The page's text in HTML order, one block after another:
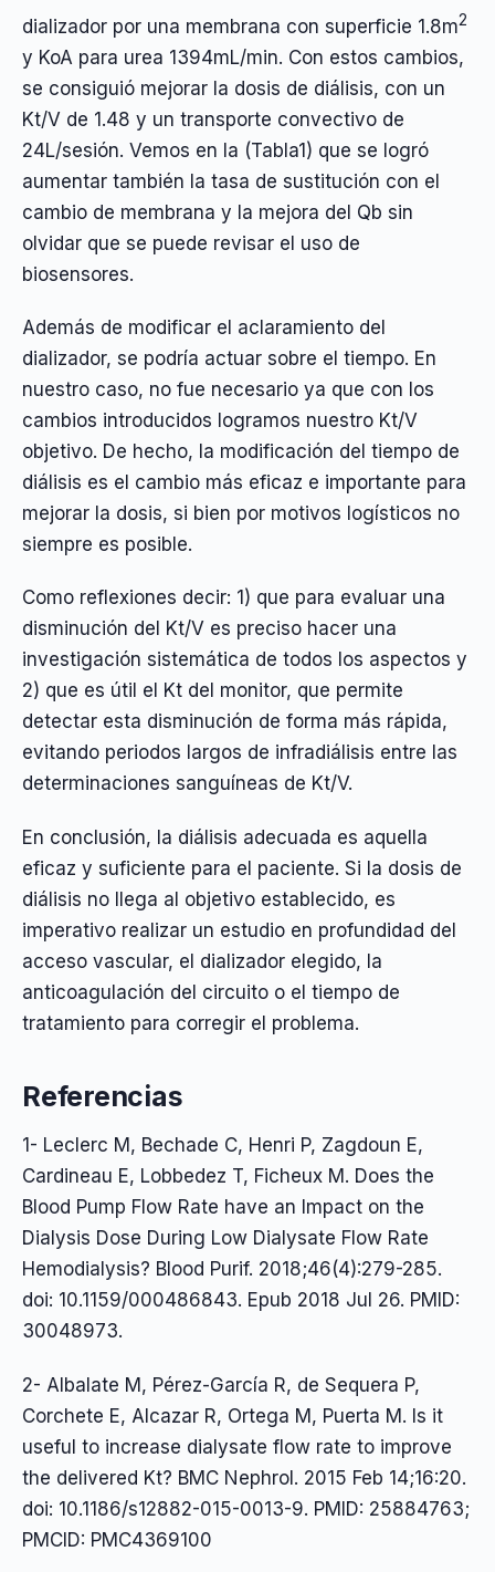
dializador por una membrana con superficie 1.8m2
y KoA para urea 1394mL/min. Con estos cambios,
se consiguió mejorar la dosis de diálisis, con un
Kt/V de 1.48 y un transporte convectivo de
24L/sesión. Vemos en la (Tabla1) que se logró
aumentar también la tasa de sustitución con el
cambio de membrana y la mejora del Qb sin
olvidar que se puede revisar el uso de
biosensores.
Además de modificar el aclaramiento del
dializador, se podría actuar sobre el tiempo. En
nuestro caso, no fue necesario ya que con los
cambios introducidos logramos nuestro Kt/V
objetivo. De hecho, la modificación del tiempo de
diálisis es el cambio más eficaz e importante para
mejorar la dosis, si bien por motivos logísticos no
siempre es posible.
Como reflexiones decir: 1) que para evaluar una
disminución del Kt/V es preciso hacer una
investigación sistemática de todos los aspectos y
2) que es útil el Kt del monitor, que permite
detectar esta disminución de forma más rápida,
evitando periodos largos de infradiálisis entre las
determinaciones sanguíneas de Kt/V.
En conclusión, la diálisis adecuada es aquella
eficaz y suficiente para el paciente. Si la dosis de
diálisis no llega al objetivo establecido, es
imperativo realizar un estudio en profundidad del
acceso vascular, el dializador elegido, la
anticoagulación del circuito o el tiempo de
tratamiento para corregir el problema.
Referencias
1- Leclerc M, Bechade C, Henri P, Zagdoun E,
Cardineau E, Lobbedez T, Ficheux M. Does the
Blood Pump Flow Rate have an Impact on the
Dialysis Dose During Low Dialysate Flow Rate
Hemodialysis? Blood Purif. 2018;46(4):279-285.
doi: 10.1159/000486843. Epub 2018 Jul 26. PMID:
30048973.
2- Albalate M, Pérez-García R, de Sequera P,
Corchete E, Alcazar R, Ortega M, Puerta M. Is it
useful to increase dialysate flow rate to improve
the delivered Kt? BMC Nephrol. 2015 Feb 14;16:20.
doi: 10.1186/s12882-015-0013-9. PMID: 25884763;
PMCID: PMC4369100